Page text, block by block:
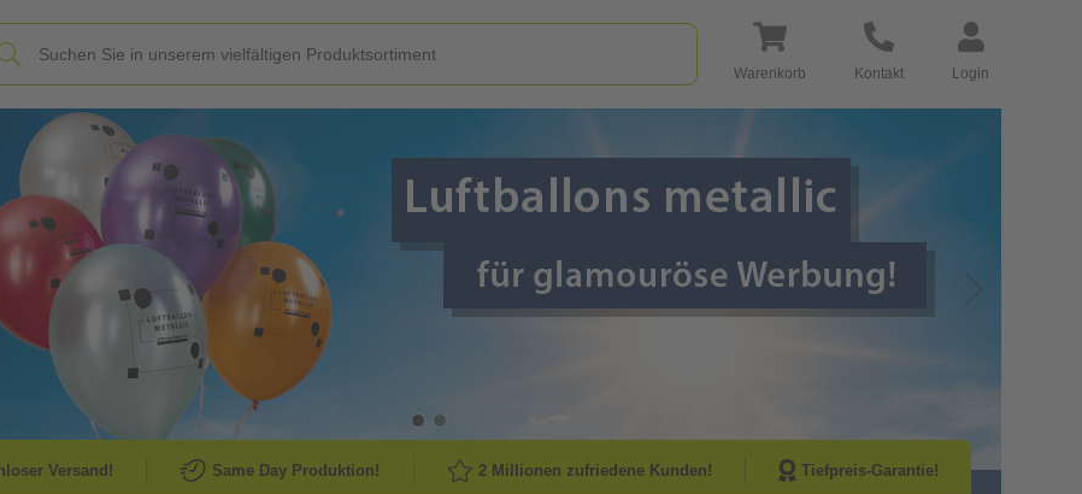
Warenkorb Kontakt Login
Versand! Same Day Produktion! 2 Millionen zufriedene Kunden! Tiefpreis-Garantie!